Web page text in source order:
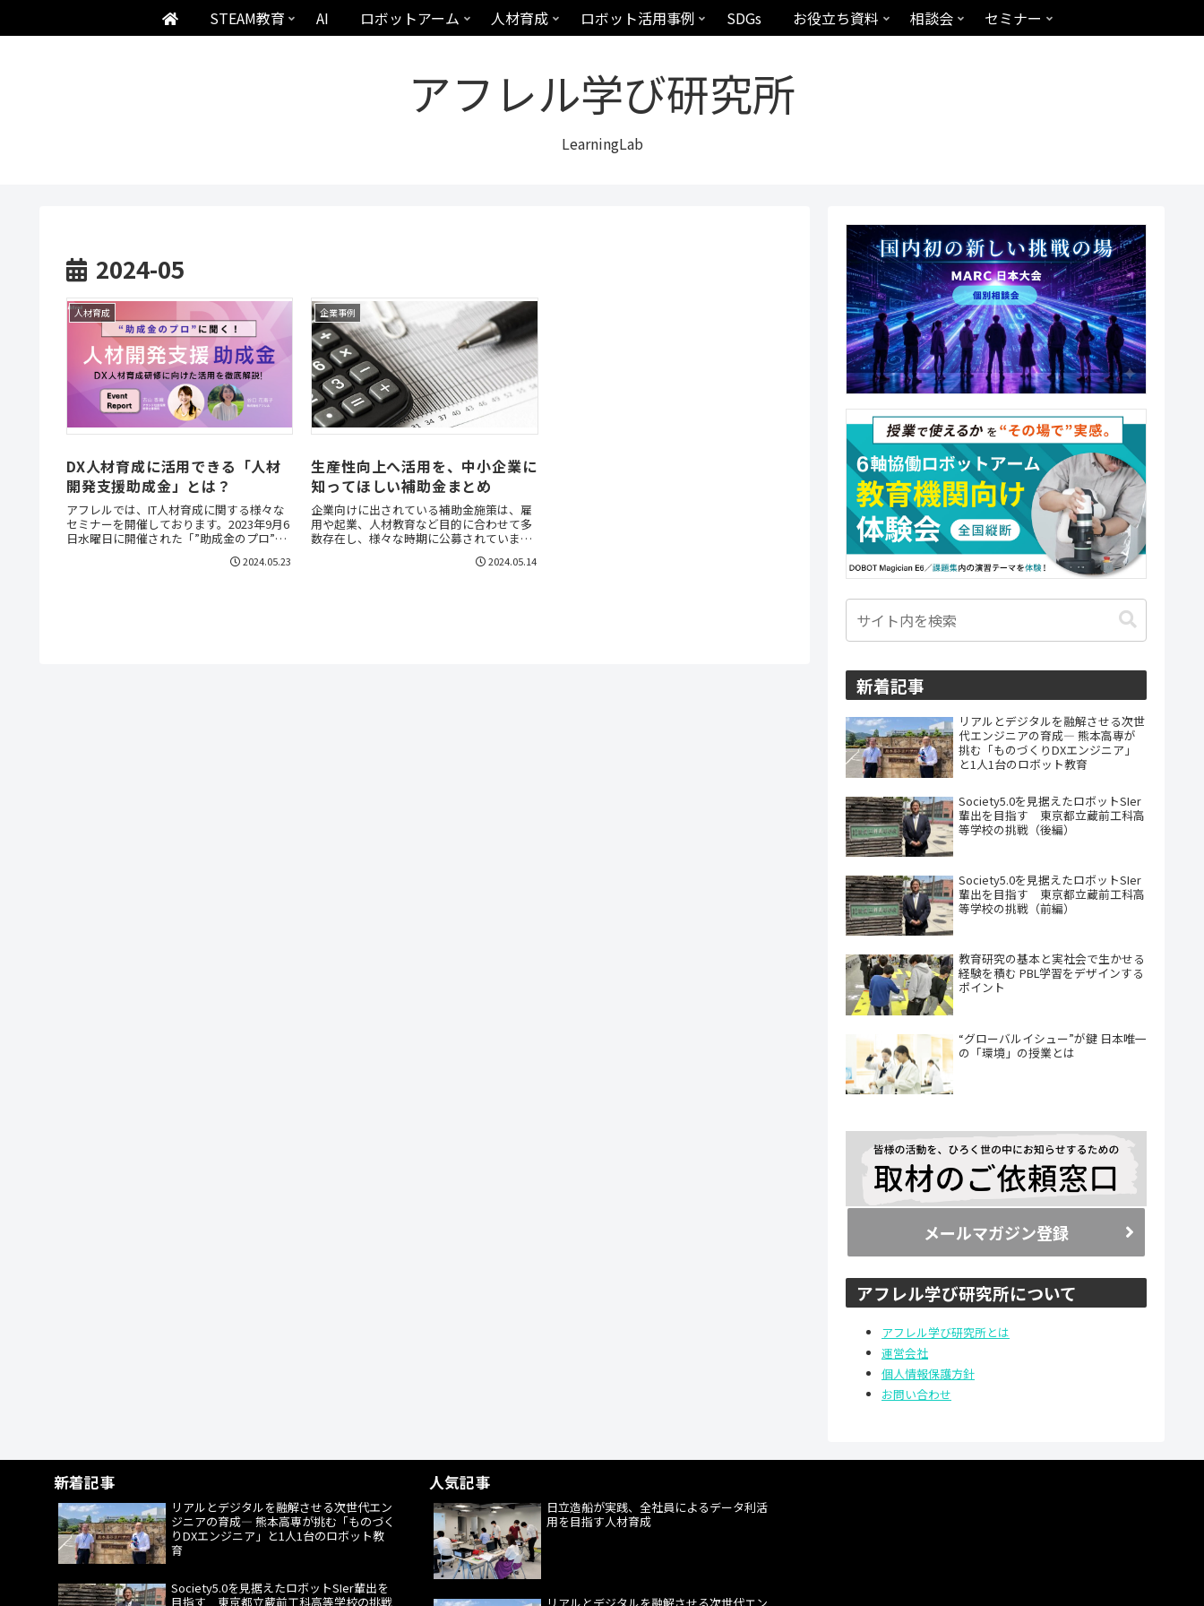
アフレル学び研究所
LearningLab
STEAM教育 AI ロボットアーム 人材育成 ロボット活用事例 SDGs お役立ち資料 相談会 セミナー
2024-05
人材育成
DX人材育成に活用できる「人材
開発支援助成金」とは？
アフレルでは、IT人材育成に関する様々な
セミナーを開催しております。2023年9月6
日水曜日に開催された「”助成金のプロ”に
研修に向けた活用を徹底解説！」では、ア
2024.05.23
企業事例
生産性向上へ活用を、中小企業に
知ってほしい補助金まとめ
企業向けに出されている補助金施策は、雇
用や起業、人材教育など目的に合わせて多
数存在し、様々な時期に公募されていま
企業に役立つ補助金についてご紹介しま
2024.05.14
新着記事
リアルとデジタルを融解させる次世
代エンジニアの育成― 熊本高専が
挑む「ものづくりDXエンジニア」
と1人1台のロボット教育
Society5.0を見据えたロボットSIer
輩出を目指す 東京都立蔵前工科高
等学校の挑戦（後編）
Society5.0を見据えたロボットSIer
輩出を目指す 東京都立蔵前工科高
等学校の挑戦（前編）
教育研究の基本と実社会で生かせる
経験を積む PBL学習をデザインする
ポイント
“グローバルイシュー”が鍵 日本唯一
の「環境」の授業とは
メールマガジン登録
アフレル学び研究所について
アフレル学び研究所とは
運営会社
個人情報保護方針
お問い合わせ
新着記事
リアルとデジタルを融解させる次世代エン
ジニアの育成― 熊本高専が挑む「ものづく
りDXエンジニア」と1人1台のロボット教
育
Society5.0を見据えたロボットSIer輩出を
目指す 東京都立蔵前工科高等学校の挑戦
人気記事
日立造船が実践、全社員によるデータ利活
用を目指す人材育成